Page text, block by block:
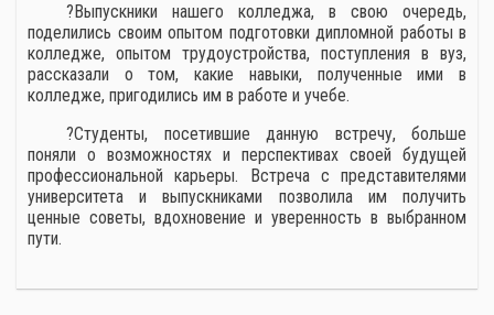
?Выпускники нашего колледжа, в свою очередь,
поделились своим опытом подготовки дипломной работы в
колледже, опытом трудоустройства, поступления в вуз,
рассказали о том, какие навыки, полученные ими в
колледже, пригодились им в работе и учебе.
?Студенты, посетившие данную встречу, больше
поняли о возможностях и перспективах своей будущей
профессиональной карьеры. Встреча с представителями
университета и выпускниками позволила им получить
ценные советы, вдохновение и уверенность в выбранном
пути.